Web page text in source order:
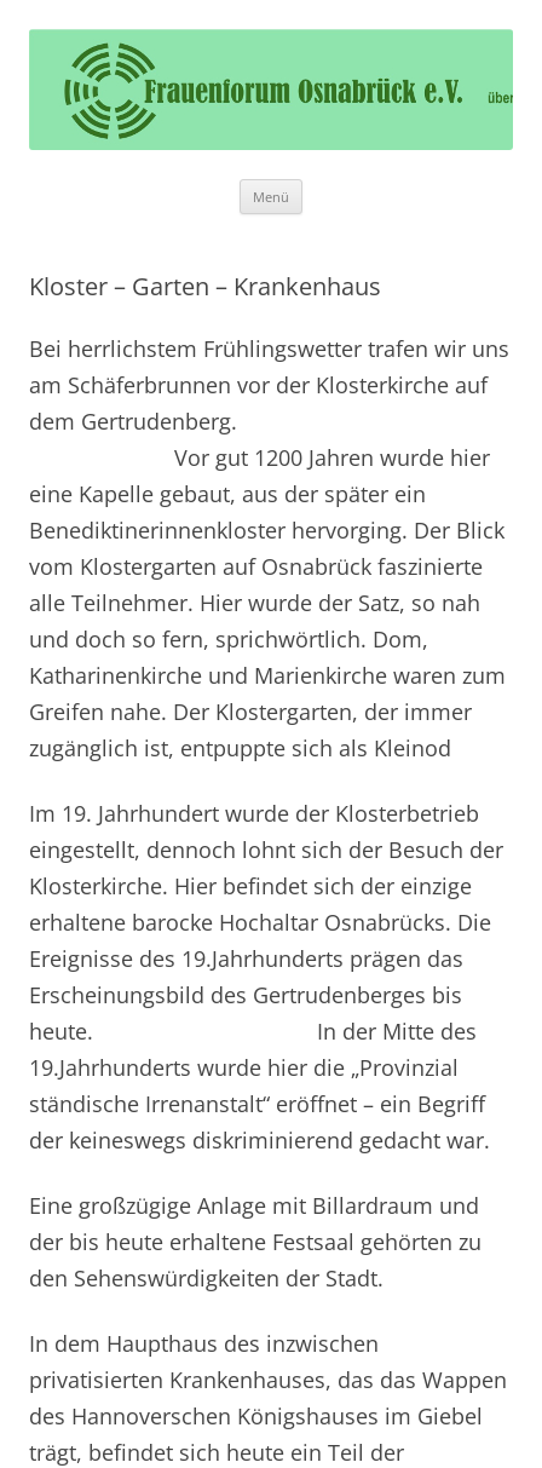
Frauenforum Osnabrück e.V.
Frauenforum Osnabrück – Wir öffnen Ihnen die Tür
Menü
Kloster – Garten – Krankenhaus
Bei herrlichstem Frühlingswetter trafen wir uns
am Schäferbrunnen vor der Klosterkirche auf
dem Gertrudenberg.
Vor gut 1200 Jahren wurde hier
eine Kapelle gebaut, aus der später ein
Benediktinerinnenkloster hervorging. Der Blick
vom Klostergarten auf Osnabrück faszinierte
alle Teilnehmer. Hier wurde der Satz, so nah
und doch so fern, sprichwörtlich. Dom,
Katharinenkirche und Marienkirche waren zum
Greifen nahe. Der Klostergarten, der immer
zugänglich ist, entpuppte sich als Kleinod
Im 19. Jahrhundert wurde der Klosterbetrieb
eingestellt, dennoch lohnt sich der Besuch der
Klosterkirche. Hier befindet sich der einzige
erhaltene barocke Hochaltar Osnabrücks. Die
Ereignisse des 19.Jahrhunderts prägen das
Erscheinungsbild des Gertrudenberges bis
heute. In der Mitte des
19.Jahrhunderts wurde hier die „Provinzial
ständische Irrenanstalt“ eröffnet – ein Begriff
der keineswegs diskriminierend gedacht war.
Eine großzügige Anlage mit Billardraum und
der bis heute erhaltene Festsaal gehörten zu
den Sehenswürdigkeiten der Stadt.
In dem Haupthaus des inzwischen
privatisierten Krankenhauses, das das Wappen
des Hannoverschen Königshauses im Giebel
trägt, befindet sich heute ein Teil der